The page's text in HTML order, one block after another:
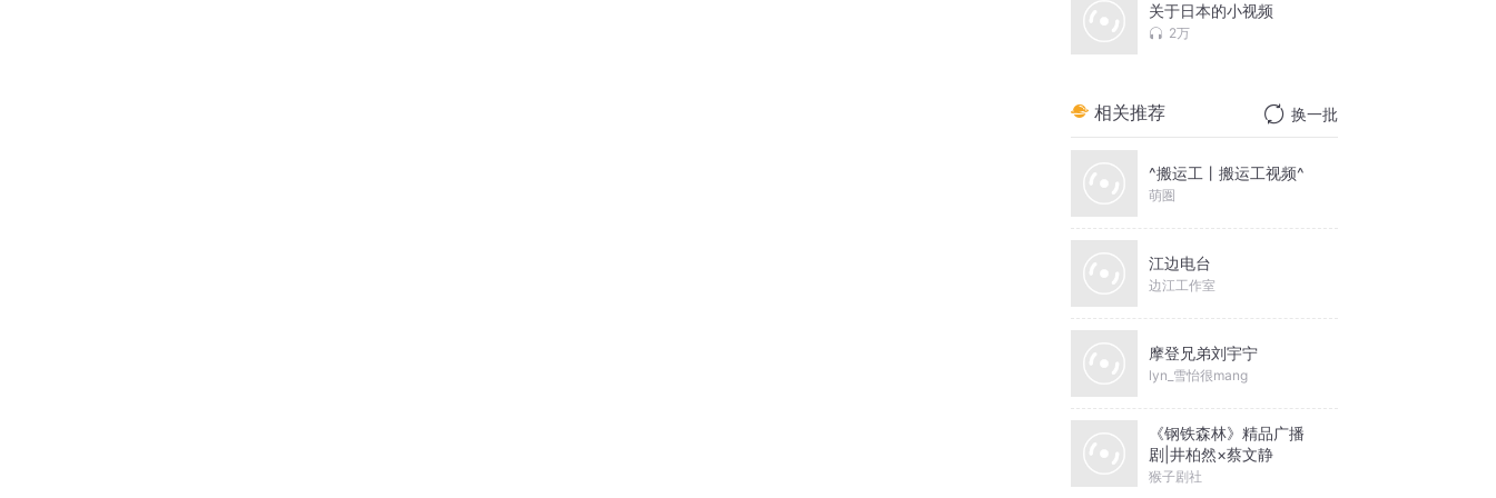
关于日本的小视频
2万
相关推荐 换一批
^搬运工丨搬运工视频^
萌圏
江边电台
边江工作室
摩登兄弟刘宇宁
lyn_雪怡很mang
《钢铁森林》精品广播
剧|井柏然×蔡文静
猴子剧社